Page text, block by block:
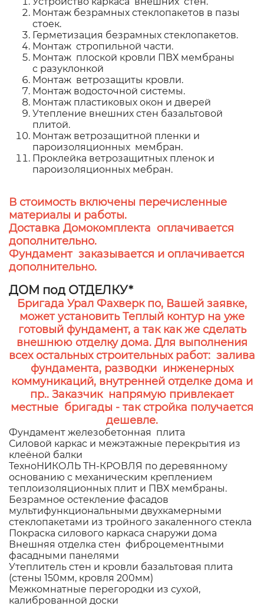
Монтаж безрамных стеклопакетов в пазы
стоек.
Герметизация безрамных стеклопакетов.
Монтаж стропильной части.
Монтаж плоской кровли ПВХ мембраны
с разуклонкой
Монтаж ветрозащиты кровли.
Монтаж водосточной системы.
Монтаж пластиковых окон и дверей
Утепление внешних стен базальтовой
плитой.
Монтаж ветрозащитной пленки и
пароизоляционных мембран.
Проклейка ветрозащитных пленок и
пароизоляционных мебран.
В стоимость включены перечисленные
материалы и работы.
Доставка Домокомплекта оплачивается
дополнительно.
Фундамент заказывается и оплачивается
дополнительно.
ДОМ под ОТДЕЛКУ*
Бригада Урал Фахверк по, Вашей заявке,
может установить Теплый контур на уже
готовый фундамент, а так как же сделать
внешнюю отделку дома. Для выполнения
всех остальных строительных работ: залива
фундамента, разводки инженерных
коммуникаций, внутренней отделке дома и
пр.. Заказчик напрямую привлекает
местные бригады - так стройка получается
дешевле.
Фундамент железобетонная плита
Силовой каркас и межэтажные перекрытия из
клеёной балки
ТехноНИКОЛЬ ТН-КРОВЛЯ по деревянному
основанию с механическим креплением
теплоизоляционных плит и ПВХ мембраны.
Безрамное остекление фасадов
мультифункциональными двухкамерными
стеклопакетами из тройного закаленного стекла
Покраска силового каркаса снаружи дома
Внешняя отделка стен фиброцементными
фасадными панелями
Утеплитель стен и кровли базальтовая плита
(стены 150мм, кровля 200мм)
Межкомнатные перегородки из сухой,
калиброванной доски